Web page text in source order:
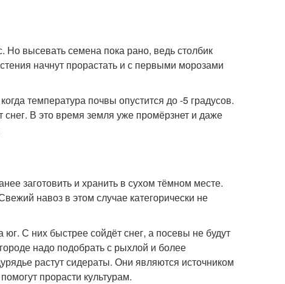
Но высевать семена пока рано, ведь столбик
начнут прорастать и с первыми морозами
температура почвы опустится до -5 градусов.
снег. В это время земля уже промёрзнет и даже
заготовить и хранить в сухом тёмном месте.
навоз в этом случае категорически не
юг. С них быстрее сойдёт снег, а посевы не будут
надо подобрать с рыхлой и более
растут сидераты. Они являются источником
прорасти культурам.